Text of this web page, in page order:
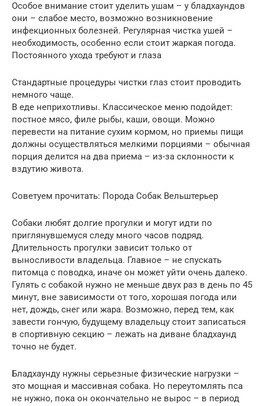
Особое внимание стоит уделить ушам – у бладхаундов
они – слабое место, возможно возникновение
инфекционных болезней. Регулярная чистка ушей –
необходимость, особенно если стоит жаркая погода.
Постоянного ухода требуют и глаза
Стандартные процедуры чистки глаз стоит проводить
немного чаще.
В еде неприхотливы. Классическое меню подойдет:
постное мясо, филе рыбы, каши, овощи. Можно
перевести на питание сухим кормом, но приемы пищи
должны осуществляться мелкими порциями – обычная
порция делится на два приема – из-за склонности к
вздутию живота.
Советуем прочитать: Порода Собак Вельштерьер
Собаки любят долгие прогулки и могут идти по
приглянувшемуся следу много часов подряд.
Длительность прогулки зависит только от
выносливости владельца. Главное – не спускать
питомца с поводка, иначе он может уйти очень далеко.
Гулять с собакой нужно не меньше двух раз в день по 45
минут, вне зависимости от того, хорошая погода или
нет, дождь, снег или жара. Возможно, перед тем, как
завести гончую, будущему владельцу стоит записаться
в спортивную секцию – лежать на диване бладхаунд
точно не будет.
Бладхаунду нужны серьезные физические нагрузки –
это мощная и массивная собака. Но переутомлять пса
не нужно, пока он окончательно не вырос – в период